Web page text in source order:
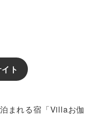
ト
まれる宿「Villaお伽